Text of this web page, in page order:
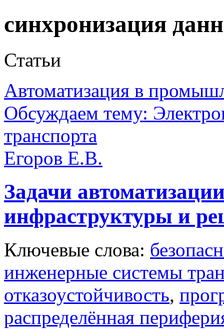
синхронизация
Статьи
Автоматизация в
Обсуждаем тему:
транспорта
Егоров Е.В.
Задачи
инфраструктуры и
Ключевые слова:
инженерные системы
отказоустойчивость,
распределённая